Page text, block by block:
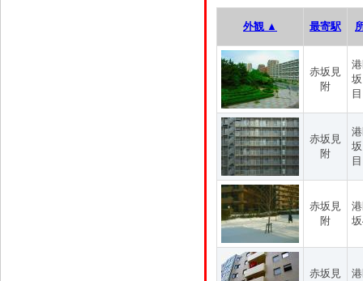
外観 ▲ 最寄駅
赤坂見
附
目
赤坂見
附
目
赤坂見
附
赤坂見